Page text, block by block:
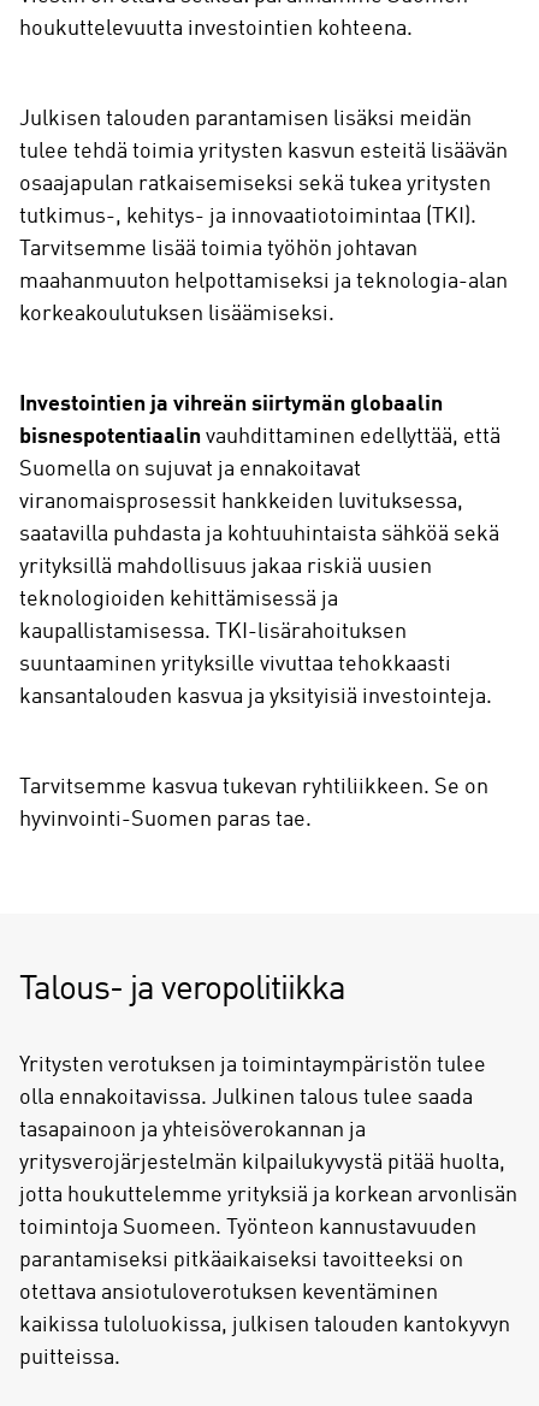
houkuttelevuutta investointien kohteena.
Julkisen talouden parantamisen lisäksi meidän
tulee tehdä toimia yritysten kasvun esteitä lisäävän
osaajapulan ratkaisemiseksi sekä tukea yritysten
tutkimus-, kehitys- ja innovaatiotoimintaa (TKI).
Tarvitsemme lisää toimia työhön johtavan
maahanmuuton helpottamiseksi ja teknologia-alan
korkeakoulutuksen lisäämiseksi.
Investointien ja vihreän siirtymän globaalin
bisnespotentiaalin vauhdittaminen edellyttää, että
Suomella on sujuvat ja ennakoitavat
viranomaisprosessit hankkeiden luvituksessa,
saatavilla puhdasta ja kohtuuhintaista sähköä sekä
yrityksillä mahdollisuus jakaa riskiä uusien
teknologioiden kehittämisessä ja
kaupallistamisessa. TKI-lisärahoituksen
suuntaaminen yrityksille vivuttaa tehokkaasti
kansantalouden kasvua ja yksityisiä investointeja.
Tarvitsemme kasvua tukevan ryhtiliikkeen. Se on
hyvinvointi-Suomen paras tae.
Talous- ja veropolitiikka
Yritysten verotuksen ja toimintaympäristön tulee
olla ennakoitavissa. Julkinen talous tulee saada
tasapainoon ja yhteisöverokannan ja
yritysverojärjestelmän kilpailukyvystä pitää huolta,
jotta houkuttelemme yrityksiä ja korkean arvonlisän
toimintoja Suomeen. Työnteon kannustavuuden
parantamiseksi pitkäaikaiseksi tavoitteeksi on
otettava ansiotuloverotuksen keventäminen
kaikissa tuloluokissa, julkisen talouden kantokyvyn
puitteissa.